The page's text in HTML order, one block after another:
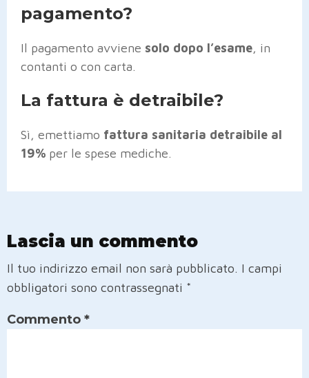
pagamento?
Il pagamento avviene solo dopo l’esame, in
contanti o con carta.
La fattura è detraibile?
Sì, emettiamo fattura sanitaria detraibile al
19% per le spese mediche.
Lascia un commento
Il tuo indirizzo email non sarà pubblicato. I campi
obbligatori sono contrassegnati *
Commento *